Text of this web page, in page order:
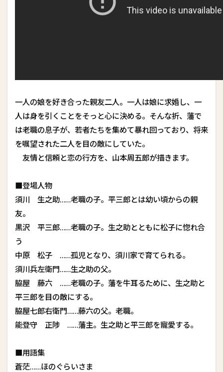
一人の娘を好き合った親友二人。一人は娘に求婚し、一
人は身を引くことをそっと心に決める。そんな折、藩で
は老職の息子が、若者たちを集めて暴れ回っており、将来
を嘱望された二人を目の敵にしていた。
友情と信頼と恋の行方を、山本周五郎が描きます。
■登場人物
須川 生之助……老職の子。平三郎とは幼い頃からの親
友。
黒沢 平三郎……老職の子。生之助とともに松子に惚れ合
う
中原 松子 ……孤児となり、須川家で育てられる。
須川兵左衛門……生之助の父。
脇屋 藤六 ……老職の子。藩を牛耳るために、生之助と
平三郎を目の敵にする。
脇屋七郎右衛門……藤六の父。老職。
能登守 正陟 ……藩主。生之助と平三郎を寵愛する。
■用語集
蒼茫……ほのぐらいさま